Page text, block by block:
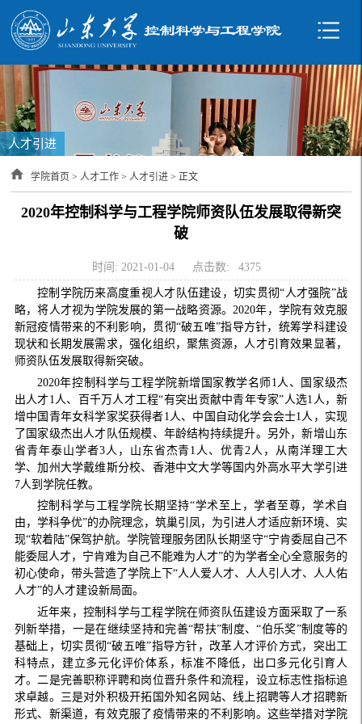
人才引进
学院首页 > 人才工作 > 人才引进 > 正文
2020年控制科学与工程学院师资队伍发展取得新突
破
时间: 2021-01-04 点击数: 4375
控制学院历来高度重视人才队伍建设，切实贯彻“人才强院”战
略，将人才视为学院发展的第一战略资源。2020年，学院有效克服
新冠疫情带来的不利影响，贯彻“破五唯”指导方针，统筹学科建设
现状和长期发展需求，强化组织，聚焦资源，人才引育效果显著，
师资队伍发展取得新突破。
2020年控制科学与工程学院新增国家教学名师1人、国家级杰
出人才1人、百千万人才工程“有突出贡献中青年专家”人选1人，新
增中国青年女科学家奖获得者1人、中国自动化学会会士1人，实现
了国家级杰出人才队伍规模、年龄结构持续提升。另外，新增山东
省青年泰山学者3人，山东省杰青1人、优青2人，从南洋理工大
学、加州大学戴维斯分校、香港中文大学等国内外高水平大学引进
7人到学院任教。
控制科学与工程学院长期坚持“学术至上，学者至尊，学术自
由，学科争优”的办院理念，筑巢引凤，为引进人才适应新环境、实
现“软着陆”保驾护航。学院管理服务团队长期坚守“宁肯委屈自己不
能委屈人才，宁肯难为自己不能难为人才”的为学者全心全意服务的
初心使命，带头营造了学院上下“人人爱人才、人人引人才、人人佑
人才”的人才建设新局面。
近年来，控制科学与工程学院在师资队伍建设方面采取了一系
列新举措，一是在继续坚持和完善“帮扶”制度、“伯乐奖”制度等的
基础上，切实贯彻“破五唯”指导方针，改革人才评价方式，突出工
科特点，建立多元化评价体系，标准不降低，出口多元化引育人
才。二是完善职称评聘和岗位晋升条件和流程，设立标志性指标追
求卓越。三是对外积极开拓国外知名网站、线上招聘等人才招聘新
形式、新渠道，有效克服了疫情带来的不利影响。这些举措对学院